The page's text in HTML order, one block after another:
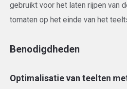
gebruikt voor het laten rijpen van
tomaten op het einde van het
Benodigdheden
Optimalisatie van teelten